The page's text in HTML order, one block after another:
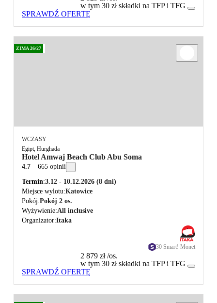
w tym 30 zł składki na TFP i TFG
SPRAWDŹ OFERTĘ
ZIMA 26/27
WCZASY
Egipt, Hurghada
Hotel Amwaj Beach Club Abu Soma
4.7 665 opinii
Termin 3.12 - 10.12.2026 (8 dni)
Miejsce wylotu Katowice
Pokój Pokój 2 os.
Wyżywienie All inclusive
Organizator Itaka
30 Smart! Monet
2 879 zł/os.
w tym 30 zł składki na TFP i TFG
SPRAWDŹ OFERTĘ